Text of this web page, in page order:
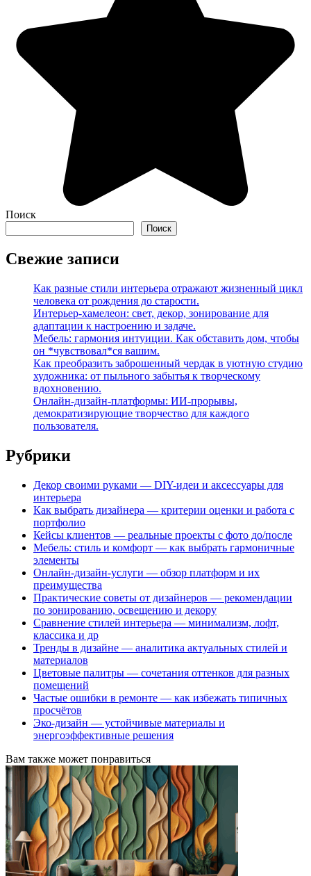
Поиск
Поиск
Свежие записи
Как разные стили интерьера отражают жизненный цикл
человека от рождения до старости.
Интерьер-хамелеон: свет, декор, зонирование для
адаптации к настроению и задаче.
Мебель: гармония интуиции. Как обставить дом, чтобы
он *чувствовал*ся вашим.
Как преобразить заброшенный чердак в уютную студию
художника: от пыльного забытья к творческому
вдохновению.
Онлайн-дизайн-платформы: ИИ-прорывы,
демократизирующие творчество для каждого
пользователя.
Рубрики
Декор своими руками — DIY-идеи и аксессуары для
интерьера
Как выбрать дизайнера — критерии оценки и работа с
портфолио
Кейсы клиентов — реальные проекты с фото до/после
Мебель: стиль и комфорт — как выбрать гармоничные
элементы
Онлайн-дизайн-услуги — обзор платформ и их
преимущества
Практические советы от дизайнеров — рекомендации
по зонированию, освещению и декору
Сравнение стилей интерьера — минимализм, лофт,
классика и др
Тренды в дизайне — аналитика актуальных стилей и
материалов
Цветовые палитры — сочетания оттенков для разных
помещений
Частые ошибки в ремонте — как избежать типичных
просчётов
Эко-дизайн — устойчивые материалы и
энергоэффективные решения
Вам также может понравиться